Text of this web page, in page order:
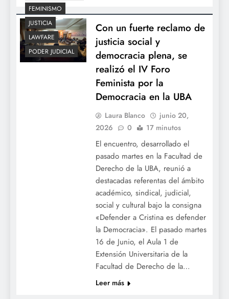
FEMINISMO
JUSTICIA
LAWFARE
PODER JUDICIAL
Con un fuerte reclamo de
justicia social y
democracia plena, se
realizó el IV Foro
Feminista por la
Democracia en la UBA
Laura Blanco
junio 20,
2026
0 17 minutos
El encuentro, desarrollado el
pasado martes en la Facultad de
Derecho de la UBA, reunió a
destacadas referentas del ámbito
académico, sindical, judicial,
social y cultural bajo la consigna
«Defender a Cristina es defender
la Democracia». El pasado martes
16 de Junio, el Aula 1 de
Extensión Universitaria de la
Facultad de Derecho de la…
Leer más